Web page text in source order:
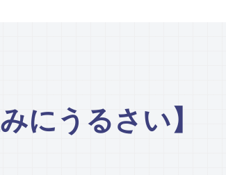
にうるさい】